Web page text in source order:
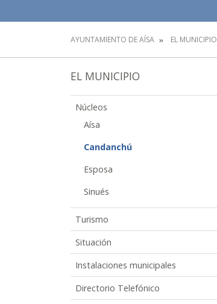
AYUNTAMIENTO DE AÍSA EL MUNICIPIO
EL MUNICIPIO
Núcleos
Aísa
Candanchú
Esposa
Sinués
Turismo
Situación
Instalaciones municipales
Directorio Telefónico